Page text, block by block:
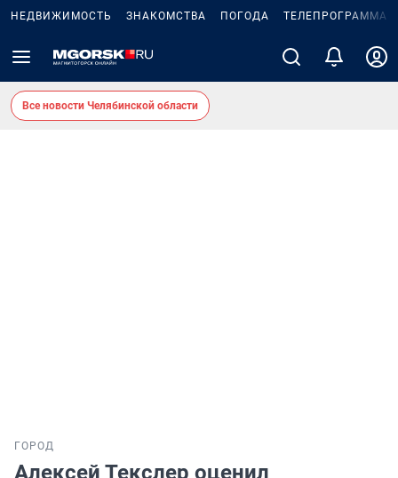
НЕДВИЖИМОСТЬ ЗНАКОМСТВА ПОГОДА ТЕЛЕПРОГРАММА
Все новости Челябинской области
ГОРОД
Алексей Текслер оценил